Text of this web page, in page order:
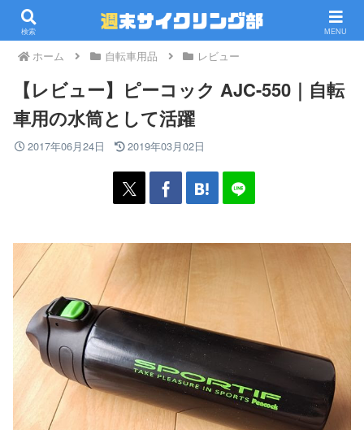
PR
ホーム 自転車用品 レビュー
【レビュー】ピーコック AJC-550｜自転
車用の水筒として活躍
2017年06月24日 2019年03月02日
検索 MENU